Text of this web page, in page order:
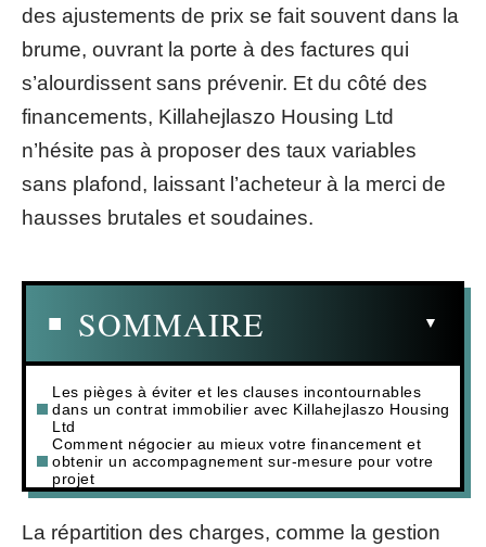
des ajustements de prix se fait souvent dans la
brume, ouvrant la porte à des factures qui
s’alourdissent sans prévenir. Et du côté des
financements, Killahejlaszo Housing Ltd
n’hésite pas à proposer des taux variables
sans plafond, laissant l’acheteur à la merci de
hausses brutales et soudaines.
SOMMAIRE
Les pièges à éviter et les clauses incontournables
dans un contrat immobilier avec Killahejlaszo Housing
Ltd
Comment négocier au mieux votre financement et
obtenir un accompagnement sur-mesure pour votre
projet
La répartition des charges, comme la gestion